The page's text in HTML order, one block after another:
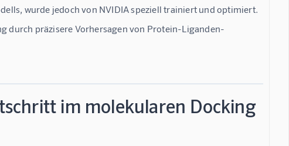
wurde jedoch von NVIDIA speziell trainiert und optimiert.
durch präzisere Vorhersagen von Protein-Liganden-
im molekularen Docking